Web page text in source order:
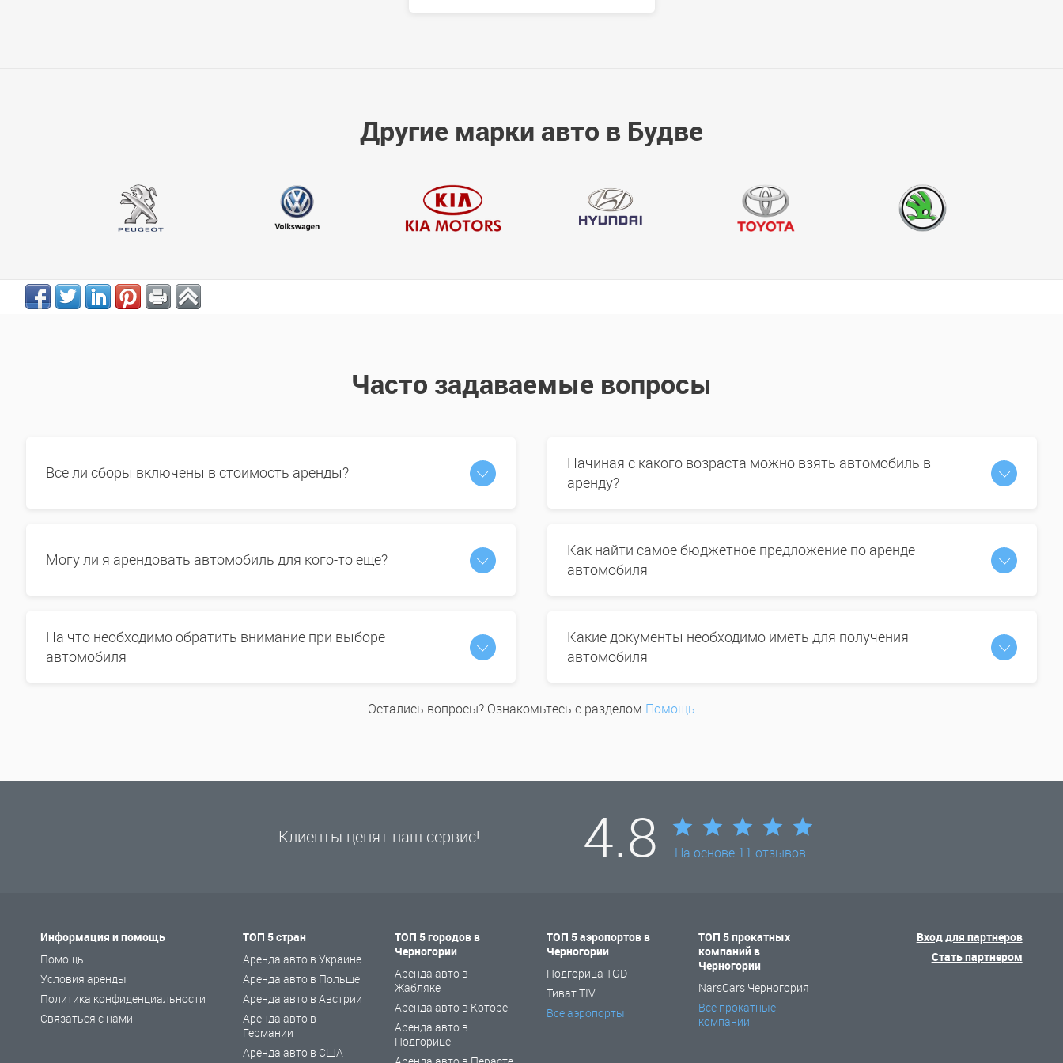
Другие марки авто в Будве
Часто задаваемые вопросы
Все ли сборы включены в стоимость аренды?
Начиная с какого возраста можно взять автомобиль в
аренду?
Могу ли я арендовать автомобиль для кого-то еще?
Как найти самое бюджетное предложение по аренде
автомобиля
На что необходимо обратить внимание при выборе
автомобиля
Какие документы необходимо иметь для получения
автомобиля
Остались вопросы? Ознакомьтесь с разделом Помощь
Клиенты ценят наш сервис! 4.8 На основе 11 отзывов
Информация и помощь
Помощь
Условия аренды
Политика конфиденциальности
Связаться с нами
ТОП 5 стран
Аренда авто в Украине
Аренда авто в Польше
Аренда авто в Австрии
Аренда авто в
Германии
Аренда авто в США
ТОП 5 городов в
Черногории
Аренда авто в
Жабляке
Аренда авто в Которе
Аренда авто в
Подгорице
ТОП 5 аэропортов в
Черногории
Подгорица TGD
Тиват TIV
Все аэропорты
ТОП 5 прокатных
компаний в
Черногории
NarsCars Черногория
Все прокатные
компании
Вход для партнеров
Стать партнером